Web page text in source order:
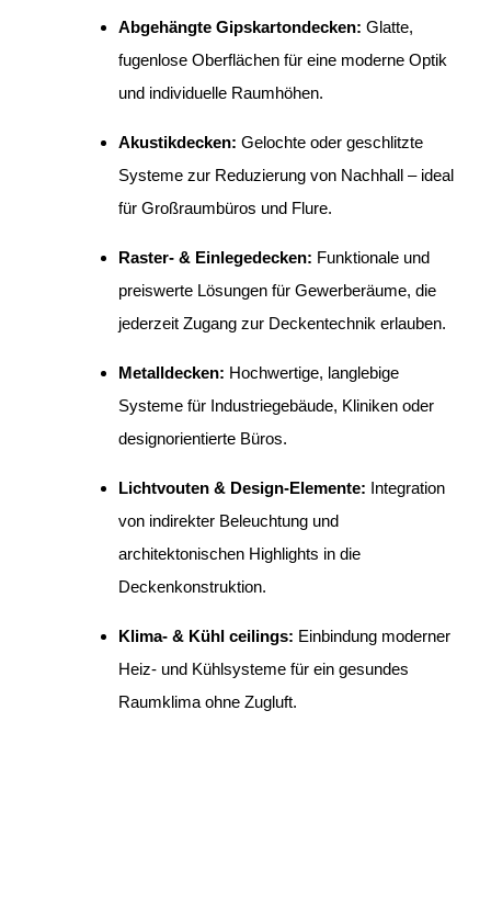
Abgehängte Gipskartondecken: Glatte,
fugenlose Oberflächen für eine moderne Optik
und individuelle Raumhöhen.
Akustikdecken: Gelochte oder geschlitzte
Systeme zur Reduzierung von Nachhall – ideal
für Großraumbüros und Flure.
Raster- & Einlegedecken: Funktionale und
preiswerte Lösungen für Gewerberäume, die
jederzeit Zugang zur Deckentechnik erlauben.
Metalldecken: Hochwertige, langlebige
Systeme für Industriegebäude, Kliniken oder
designorientierte Büros.
Lichtvouten & Design-Elemente: Integration
von indirekter Beleuchtung und
architektonischen Highlights in die
Deckenkonstruktion.
Klima- & Kühl ceilings: Einbindung moderner
Heiz- und Kühlsysteme für ein gesundes
Raumklima ohne Zugluft.